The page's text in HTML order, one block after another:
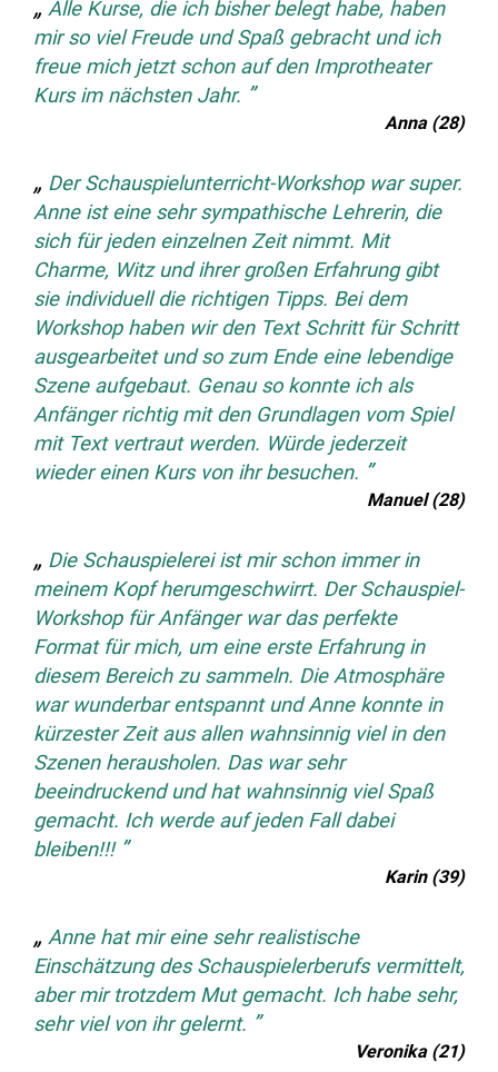
Alle Kurse, die ich bisher belegt habe, haben
mir so viel Freude und Spaß gebracht und ich
freue mich jetzt schon auf den Improtheater
Kurs im nächsten Jahr.
Anna (28)
Der Schauspielunterricht-Workshop war super.
Anne ist eine sehr sympathische Lehrerin, die
sich für jeden einzelnen Zeit nimmt. Mit
Charme, Witz und ihrer großen Erfahrung gibt
sie individuell die richtigen Tipps. Bei dem
Workshop haben wir den Text Schritt für Schritt
ausgearbeitet und so zum Ende eine lebendige
Szene aufgebaut. Genau so konnte ich als
Anfänger richtig mit den Grundlagen vom Spiel
mit Text vertraut werden. Würde jederzeit
wieder einen Kurs von ihr besuchen.
Manuel (28)
Die Schauspielerei ist mir schon immer in
meinem Kopf herumgeschwirrt. Der Schauspiel-
Workshop für Anfänger war das perfekte
Format für mich, um eine erste Erfahrung in
diesem Bereich zu sammeln. Die Atmosphäre
war wunderbar entspannt und Anne konnte in
kürzester Zeit aus allen wahnsinnig viel in den
Szenen herausholen. Das war sehr
beeindruckend und hat wahnsinnig viel Spaß
gemacht. Ich werde auf jeden Fall dabei
bleiben!!!
Karin (39)
Anne hat mir eine sehr realistische
Einschätzung des Schauspielerberufs vermittelt,
aber mir trotzdem Mut gemacht. Ich habe sehr,
sehr viel von ihr gelernt.
Veronika (21)